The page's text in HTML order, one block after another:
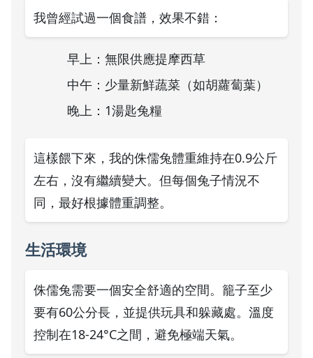
我曾經試過一個食譜，效果不錯：
早上：無限供應提摩西草
中午：少量新鮮蔬菜（如胡蘿蔔葉）
晚上：1湯匙兔糧
這樣餵下來，我的侏儒兔體重維持在0.9公斤
左右，沒有繼續變大。但每個兔子情況不
同，最好根據體重調整。
生活環境
侏儒兔需要一個安全舒適的空間。籠子至少
要有60公分長，並提供玩具和躲藏處。溫度
控制在18-24°C之間，避免極端天氣。